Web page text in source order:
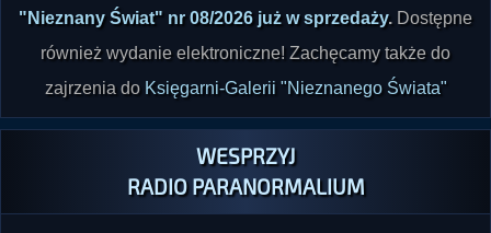
również wydanie elektroniczne! Zachęcamy także do
zajrzenia doKsięgarni-Galerii "Nieznanego Świata"
WESPRZYJ
RADIO PARANORMALIUM